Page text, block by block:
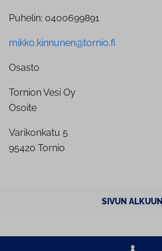
Puhelin: 0400699891
mikko.kinnunen@tornio.fi
Osasto
Tornion Vesi Oy
Osoite
Varikonkatu 5
95420 Tornio
SIVUN ALKUUN